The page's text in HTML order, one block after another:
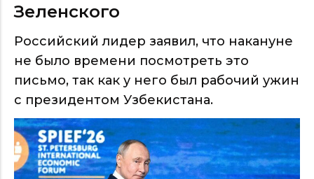
Зеленского
Российский лидер заявил, что накануне
не было времени посмотреть это
письмо, так как у него был рабочий ужин
с президентом Узбекистана.